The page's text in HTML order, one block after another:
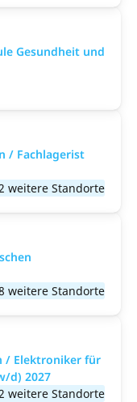
Gesundheit und
/ Fachlagerist
weitere Standorte
weitere Standorte
/ Elektroniker für
d) 2027
weitere Standorte